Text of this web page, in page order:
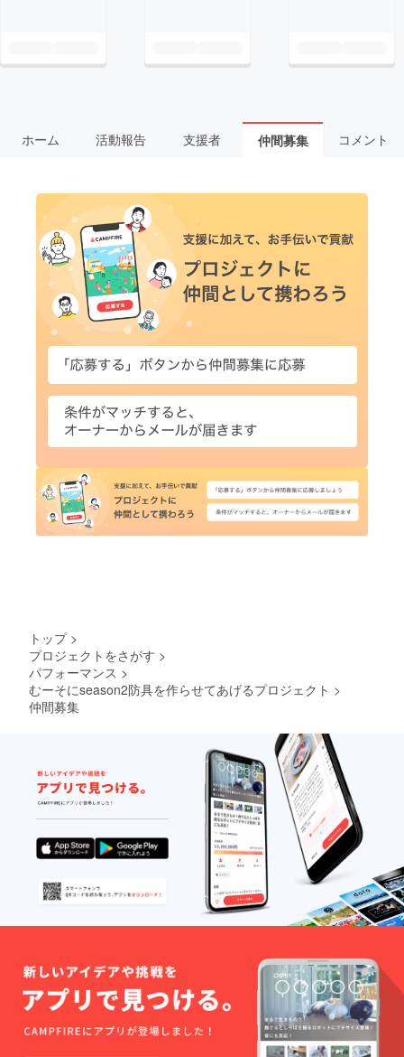
ホーム 活動報告 支援者 仲間募集 コメント
トップ >
プロジェクトをさがす >
パフォーマンス >
むーそにseason2防具を作らせてあげるプロジェクト >
仲間募集